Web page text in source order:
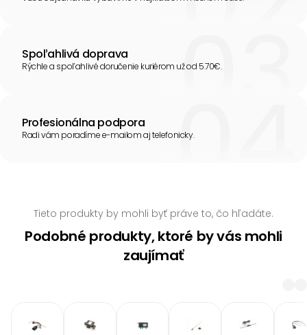
Spoľahlivá doprava
Rýchle a spoľahlivé doručenie kuriérom už od 5.70€.
Profesionálna podpora
Radi vám poradíme e-mailom aj telefonicky.
Tieto produkty by mohli byť práve to, čo hľadáte.
Podobné produkty, ktoré by vás mohli
zaujímať